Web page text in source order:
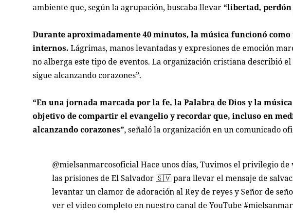
ambiente que, según la agrupación, buscaba llevar “libertad,
Durante aproximadamente 40 minutos, la música funcionó
internos. Lágrimas, manos levantadas y expresiones de emoción
no alberga este tipo de eventos. La organización cristiana describió
sigue alcanzando corazones”.
“En una jornada marcada por la fe, la Palabra de Dios y la
objetivo de compartir el evangelio y recordar que, incluso en
alcanzando corazones”, señaló la organización en un comunicado
@mielsanmarcosoficialHace unos días, Tuvimos el privilegio
las prisiones de El Salvador 🇸🇻 para llevar el mensaje de
levantar un clamor de adoración al Rey de reyes y Señor de
ver el video completo en nuestro canal de YouTube